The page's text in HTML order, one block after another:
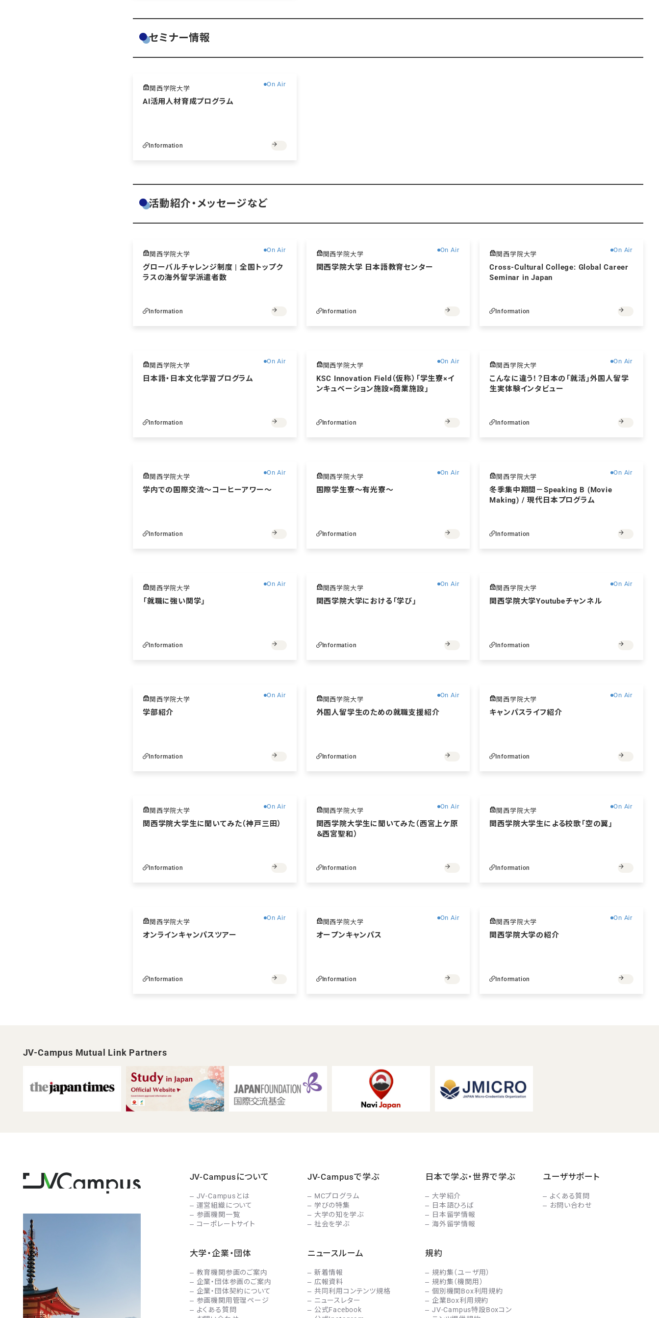
セミナー情報
On Air
有料
関西学院大学
AI活用人材育成プログラム
Information
活動紹介・メッセージなど
On Air
無料
関西学院大学
グローバルチャレンジ制度 | 全国トップク
ラスの海外留学派遣者数
Information
On Air
無料
関西学院大学
関西学院大学 日本語教育センター
Information
On Air
無料
関西学院大学
Cross-Cultural College: Global Career
Seminar in Japan
Information
On Air
関西学院大学
日本語・日本文化学習プログラム
Information
On Air
関西学院大学
KSC Innovation Field（仮称）「学生寮×イ
ンキュベーション施設×商業施設」
Information
On Air
関西学院大学
こんなに違う！？日本の「就活」外国人留学
生実体験インタビュー
Information
On Air
関西学院大学
学内での国際交流～コーヒーアワー～
Information
On Air
関西学院大学
国際学生寮～有光寮～
Information
On Air
関西学院大学
冬季集中期間－Speaking B (Movie
Making) / 現代日本プログラム
Information
On Air
関西学院大学
「就職に強い関学」
Information
On Air
関西学院大学
関西学院大学における「学び」
Information
On Air
関西学院大学
関西学院大学Youtubeチャンネル
Information
On Air
関西学院大学
学部紹介
Information
On Air
関西学院大学
外国人留学生のための就職支援紹介
Information
On Air
関西学院大学
キャンパスライフ紹介
Information
On Air
関西学院大学
関西学院大学生に聞いてみた（神戸三田）
Information
On Air
関西学院大学
関西学院大学生に聞いてみた（西宮上ケ原
＆西宮聖和）
Information
On Air
関西学院大学
関西学院大学生による校歌「空の翼」
Information
On Air
関西学院大学
オンラインキャンパスツアー
Information
On Air
関西学院大学
オープンキャンパス
Information
On Air
関西学院大学
関西学院大学の紹介
Information
JV-Campus Mutual Link Partners
JV-Campusについて
JV-Campusとは
運営組織について
参画機関一覧
コーポレートサイト
JV-Campusで学ぶ
MCプログラム
学びの特集
大学の知を学ぶ
社会を学ぶ
日本で学ぶ・世界で学ぶ
大学紹介
日本語ひろば
日本留学情報
海外留学情報
ユーザサポート
よくある質問
お問い合わせ
大学・企業・団体
教育機関参画のご案内
企業・団体参画のご案内
企業・団体契約について
参画機関用管理ページ
よくある質問
ニュースルーム
新着情報
広報資料
共同利用コンテンツ規格
ニュースレター
公式Facebook
規約
規約集（ユーザ用）
規約集（機関用）
個別機関Box利用規約
企業Box利用規約
JV-Campus特設Boxコン